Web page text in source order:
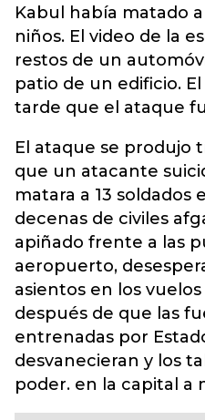
Kabul había matado
niños. El video de la
restos de un
patio de un edificio.
tarde que el ataque
El ataque se produjo
que un atacante
matara a 13 soldados
decenas de civiles
apiñado frente a las
aeropuerto,
asientos en los
después de que las
entrenadas por
desvanecieran y los
poder. en la capital a